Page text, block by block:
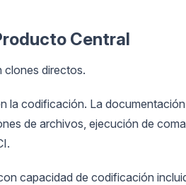
Central
clones directos.
la codificación. La
de archivos, ejecución de
capacidad de codificación